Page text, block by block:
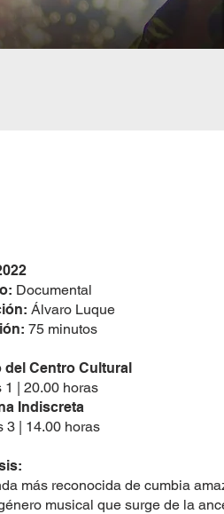
Documental
Álvaro Luque
75 minutos
del Centro Cultural
1 | 20.00 horas
Indiscreta
3 | 14.00 horas
más reconocida de cumbia
musical que surge de la